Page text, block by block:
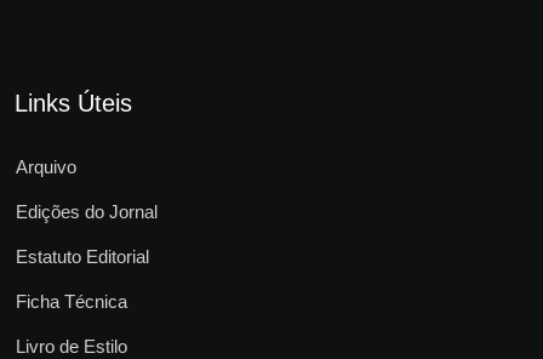
Links Úteis
Arquivo
Edições do Jornal
Estatuto Editorial
Ficha Técnica
Livro de Estilo